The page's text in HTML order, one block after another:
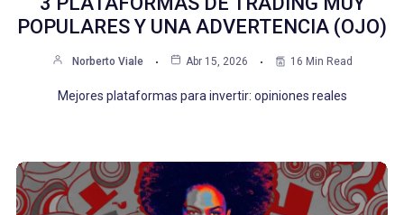
POPULARES Y UNA ADVERTENCIA (OJO)
Norberto Viale Abr 15, 2026 16 Min Read
Mejores plataformas para invertir: opiniones reales